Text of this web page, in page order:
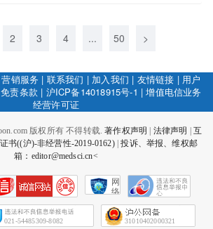
2 3 4 ... 50 >
营销服务 | 联系我们 | 加入我们 | 友情链接 | 用户
免责条款 | 沪ICP备14018915号-1 |增值电信业务
经营许可证
版权所有 不得转载.著作权声明 法律声明
互
书((沪)-非经营性-2019-0162)|投诉、举报、维权邮
箱：editor@medsci.cn<
网
络
会
征
021-54485309-8082 31010402000321